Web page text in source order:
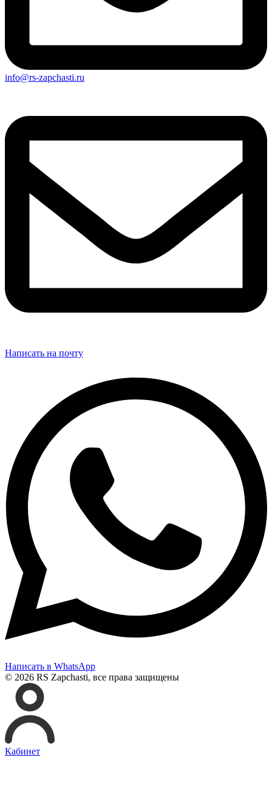
info@rs-zapchasti.ru
Написать на почту
Написать в WhatsApp
© 2026 RS Zapchasti, все права защищены
Кабинет